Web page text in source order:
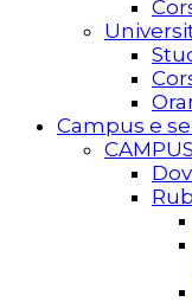
Campus e
CAMPUS